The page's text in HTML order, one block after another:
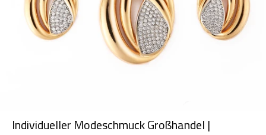
Individueller Modeschmuck Großhandel |